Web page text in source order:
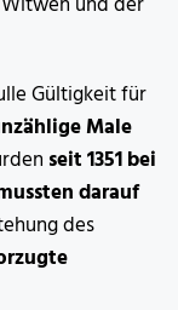
Gültigkeit für
Male
seit 1351 bei
darauf
des